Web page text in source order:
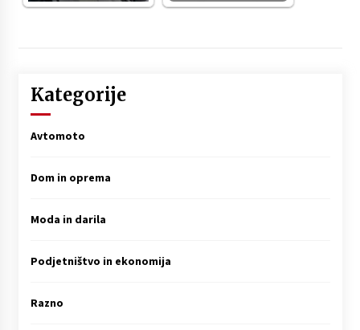
Kategorije
Avtomoto
Dom in oprema
Moda in darila
Podjetništvo in ekonomija
Razno